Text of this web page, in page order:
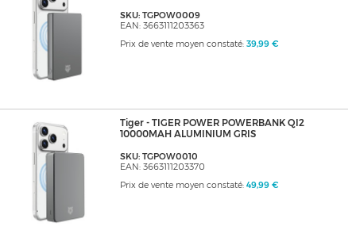
SKU: TGPOW0009
EAN: 3663111203363
Prix de vente moyen constaté: 39,99 €
Tiger - TIGER POWER POWERBANK QI2
10000MAH ALUMINIUM GRIS
SKU: TGPOW0010
EAN: 3663111203370
Prix de vente moyen constaté: 49,99 €